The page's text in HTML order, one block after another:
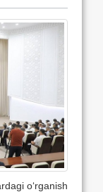
o‘rganish